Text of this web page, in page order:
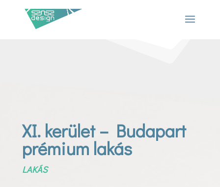
XI. kerület – Budapart
prémium lakás
LAKÁS